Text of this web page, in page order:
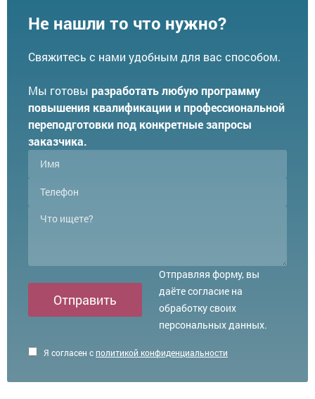
Не нашли то что нужно?
Свяжитесь с нами удобным для вас способом.
Мы готовы разработать любую программу
повышения квалификации и профессиональной
переподготовки под конкретные запросы
заказчика.
Я согласен сполитикой конфиденциальности
Отправить
Отправляя форму, вы
даёте согласие на
обработку своих
персональных данных.